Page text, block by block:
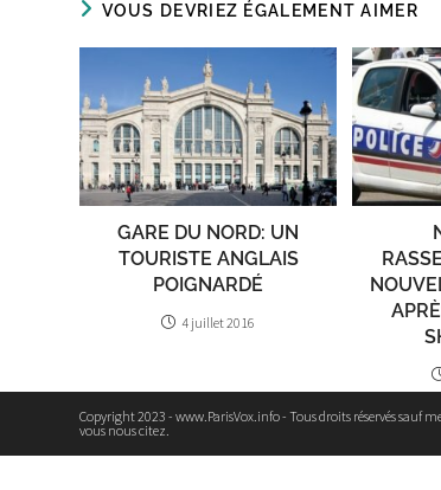
VOUS DEVRIEZ ÉGALEMENT AIMER
GARE DU NORD: UN
TOURISTE ANGLAIS
POIGNARDÉ
4 juillet 2016
Copyright 2023 - www.ParisVox.info - Tous droits réservés
vous nous citez.